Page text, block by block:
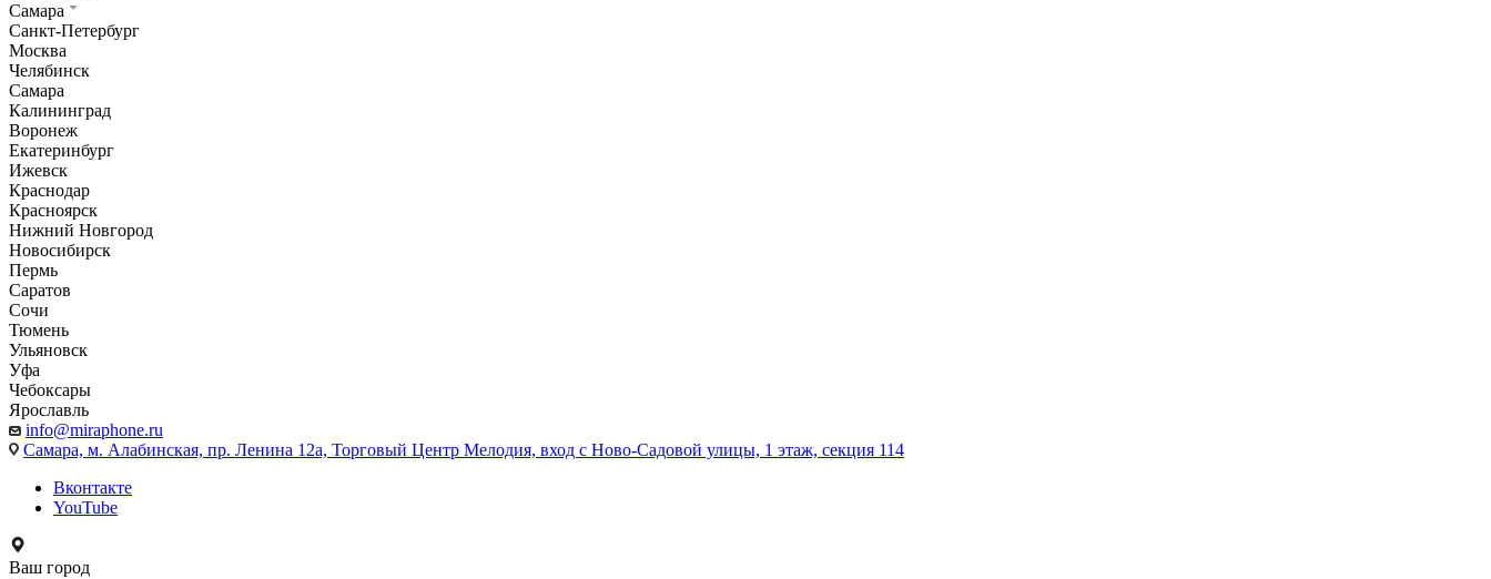
Самара
Санкт-Петербург
Москва
Челябинск
Самара
Калининград
Воронеж
Екатеринбург
Ижевск
Краснодар
Красноярск
Нижний Новгород
Новосибирск
Пермь
Саратов
Сочи
Тюмень
Ульяновск
Уфа
Чебоксары
Ярославль
info@miraphone.ru
Самара, м. Алабинская, пр. Ленина 12а, Торговый Центр Мелодия, вход с Ново-Садовой улицы, 1 этаж, секция 114
Вконтакте
YouTube
Ваш город